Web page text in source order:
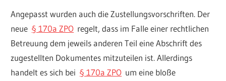
Angepasst wurden auch die Zustellungsvorschriften. Der
neue § 170a ZPO regelt, dass im Falle einer rechtlichen
Betreuung dem jeweils anderen Teil eine Abschrift des
zugestellten Dokumentes mitzuteilen ist. Allerdings
handelt es sich bei § 170a ZPO um eine bloße